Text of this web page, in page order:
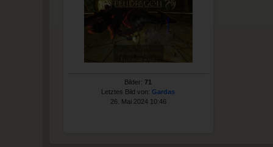
Bilder:71
Letztes Bild von:Gardas
26. Mai 2024 10:46